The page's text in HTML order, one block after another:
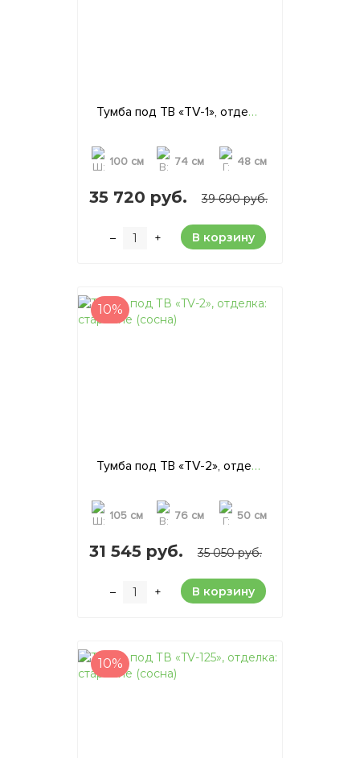
Тумба под ТВ «TV-1», отделка: старение (сосна)
100 см 74 см 48 см
35 720 руб. 39 690 руб.
– + В корзину
10%
Тумба под ТВ «TV-2», отделка: старение (сосна)
105 см 76 см 50 см
31 545 руб. 35 050 руб.
– + В корзину
10%